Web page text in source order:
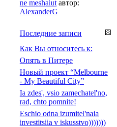
ne meshaiut автор:
AlexanderG
Последние записи
Как Вы относитесь к:
Опять в Питере
Новый проект “Melbourne
- My Beautiful City”
Ia zdes', vsio zamechatel'no,
rad, chto pomnite!
Eschio odna izumitel'naia
investitsiia v iskusstvo)))))))